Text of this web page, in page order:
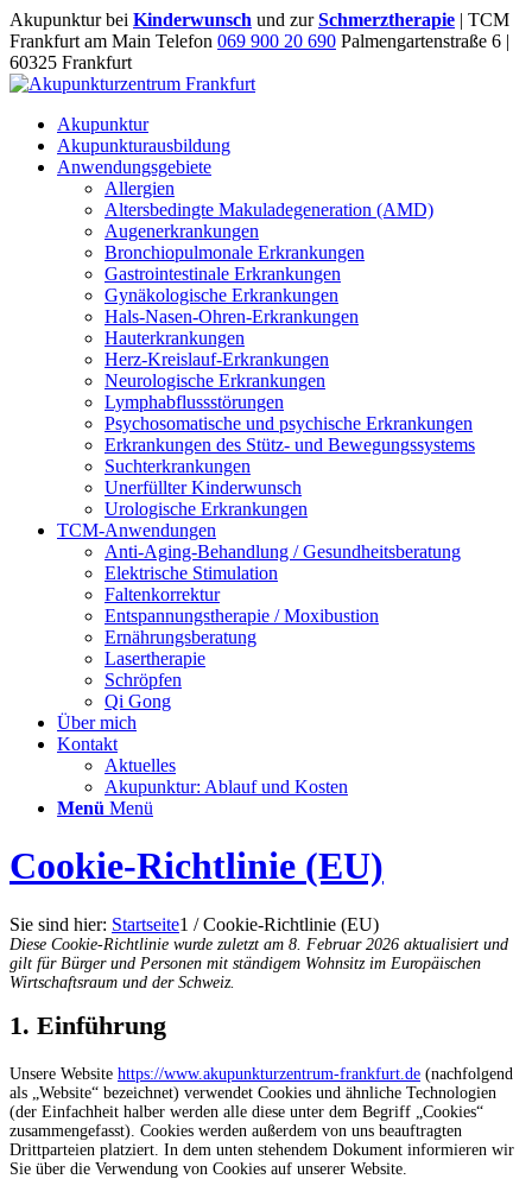
Akupunktur bei Kinderwunsch und zurSchmerztherapie | TCM
Frankfurt am Main Telefon 069 900 20 690 Palmengartenstraße 6 |
60325 Frankfurt
Akupunktur
Akupunkturausbildung
Anwendungsgebiete
Allergien
Altersbedingte Makuladegeneration (AMD)
Augenerkrankungen
Bronchiopulmonale Erkrankungen
Gastrointestinale Erkrankungen
Gynäkologische Erkrankungen
Hals-Nasen-Ohren-Erkrankungen
Hauterkrankungen
Herz-Kreislauf-Erkrankungen
Neurologische Erkrankungen
Lymphabflussstörungen
Psychosomatische und psychische Erkrankungen
Erkrankungen des Stütz- und Bewegungssystems
Suchterkrankungen
Unerfüllter Kinderwunsch
Urologische Erkrankungen
TCM-Anwendungen
Anti-Aging-Behandlung / Gesundheitsberatung
Elektrische Stimulation
Faltenkorrektur
Entspannungstherapie / Moxibustion
Ernährungsberatung
Lasertherapie
Schröpfen
Qi Gong
Über mich
Kontakt
Aktuelles
Akupunktur: Ablauf und Kosten
Menü Menü
Cookie-Richtlinie (EU)
Sie sind hier: Startseite1 / Cookie-Richtlinie (EU)
Diese Cookie-Richtlinie wurde zuletzt am 8. Februar 2026 aktualisiert und
gilt für Bürger und Personen mit ständigem Wohnsitz im Europäischen
Wirtschaftsraum und der Schweiz.
1. Einführung
Unsere Website https://www.akupunkturzentrum-frankfurt.de (nachfolgend
als „Website“ bezeichnet) verwendet Cookies und ähnliche Technologien
(der Einfachheit halber werden alle diese unter dem Begriff „Cookies“
zusammengefasst). Cookies werden außerdem von uns beauftragten
Drittparteien platziert. In dem unten stehendem Dokument informieren wir
Sie über die Verwendung von Cookies auf unserer Website.